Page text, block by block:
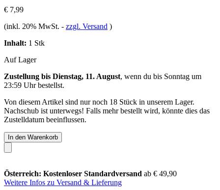
€ 7,99
(inkl. 20% MwSt. - zzgl. Versand )
Inhalt: 1 Stk
Auf Lager
Zustellung bis Dienstag, 11. August, wenn du bis Sonntag um
23:59 Uhrbestellst.
Von diesem Artikel sind nur noch 18 Stück in unserem Lager.
Nachschub ist unterwegs! Falls mehr bestellt wird, könnte dies das
Zustelldatum beeinflussen.
In den Warenkorb
Österreich: Kostenloser Standardversand ab € 49,90
Weitere Infos zu Versand & Lieferung